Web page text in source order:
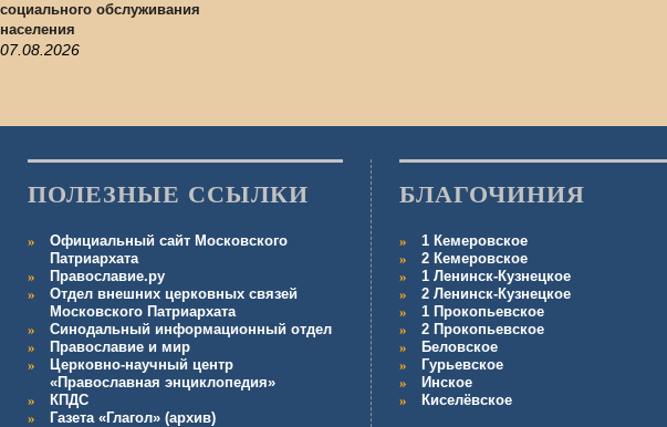
социального обслуживания
населения
07.08.2026
ПОЛЕЗНЫЕ ССЫЛКИ
Официальный сайт Московского
Патриархата
Православие.ру
Отдел внешних церковных связей
Московского Патриархата
Синодальный информационный отдел
Православие и мир
Церковно-научный центр
«Православная энциклопедия»
КПДС
Газета «Глагол» (архив)
БЛАГОЧИНИЯ
1 Кемеровское
2 Кемеровское
1 Ленинск-Кузнецкое
2 Ленинск-Кузнецкое
1 Прокопьевское
2 Прокопьевское
Беловское
Гурьевское
Инское
Киселёвское